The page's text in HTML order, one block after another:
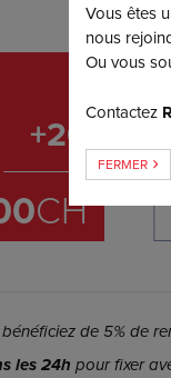
+20
CH
de 5% de
les 24h pour fixer
Vous êtes
nous
Ou vous
Contactez
FERMER